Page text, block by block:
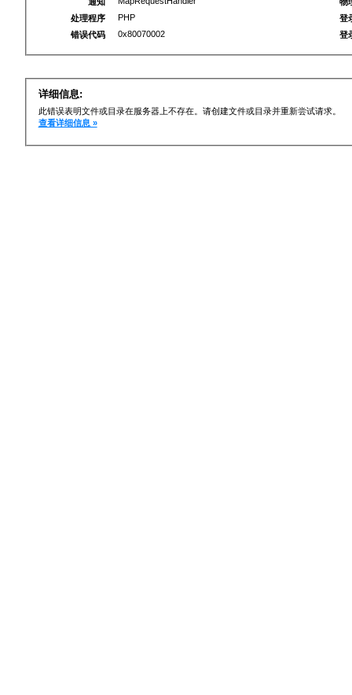
处理程序
PHP
错误代码
0x80070002
登
登
详细信息:
此错误表明文件或目录在服务器上不存在。请创建文件或目录并重新尝试请求。
查看详细信息 »